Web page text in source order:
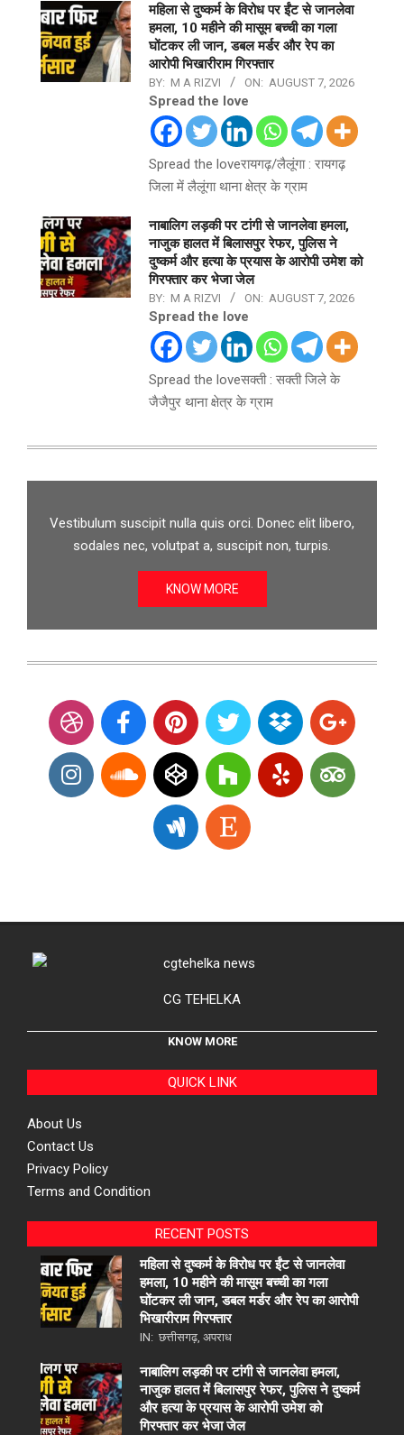
महिला से दुष्कर्म के विरोध पर ईंट से जानलेवा
हमला, 10 महीने की मासूम बच्ची का गला
घोंटकर ली जान, डबल मर्डर और रेप का
आरोपी भिखारीराम गिरफ्तार
BY: M A RIZVI ON: AUGUST 7, 2026
Spread the love
Spread the loveरायगढ़/लैलूंगा : रायगढ़
जिला में लैलूंगा थाना क्षेत्र के ग्राम
नाबालिग लड़की पर टांगी से जानलेवा हमला,
नाजुक हालत में बिलासपुर रेफर, पुलिस ने
दुष्कर्म और हत्या के प्रयास के आरोपी उमेश को
गिरफ्तार कर भेजा जेल
BY: M A RIZVI ON: AUGUST 7, 2026
Spread the love
Spread the loveसक्ती : सक्ती जिले के
जैजैपुर थाना क्षेत्र के ग्राम
Vestibulum suscipit nulla quis orci. Donec elit libero,
sodales nec, volutpat a, suscipit non, turpis.
KNOW MORE
CG TEHELKA
KNOW MORE
QUICK LINK
About Us
Contact Us
Privacy Policy
Terms and Condition
RECENT POSTS
महिला से दुष्कर्म के विरोध पर ईंट से जानलेवा
हमला, 10 महीने की मासूम बच्ची का गला
घोंटकर ली जान, डबल मर्डर और रेप का आरोपी
भिखारीराम गिरफ्तार
IN: छत्तीसगढ़ अपराध
नाबालिग लड़की पर टांगी से जानलेवा हमला,
नाजुक हालत में बिलासपुर रेफर, पुलिस ने दुष्कर्म
और हत्या के प्रयास के आरोपी उमेश को
गिरफ्तार कर भेजा जेल